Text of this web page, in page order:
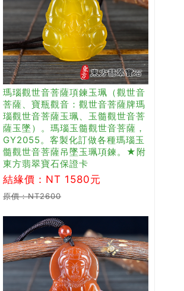
瑪瑙觀世音菩薩項鍊玉珮（觀世音
菩薩、寶瓶觀音：觀世音菩薩牌瑪
瑙觀世音菩薩玉珮、玉髓觀世音菩
薩玉墜）。瑪瑙玉髓觀世音菩薩，
GY2055。客製化訂做各種瑪瑙玉
髓觀世音菩薩吊墜玉珮項鍊。★附
東方翡翠寶石保證卡
結緣價：NT 1580元
原價：NT2600